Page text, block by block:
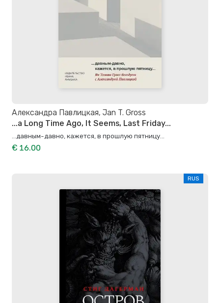
Александра Павлицкая, Jan T. Gross
...a Long Time Ago, It Seems, Last Friday...
…давным-давно, кажется, в прошлую пятницу…
€ 16.00
RUS